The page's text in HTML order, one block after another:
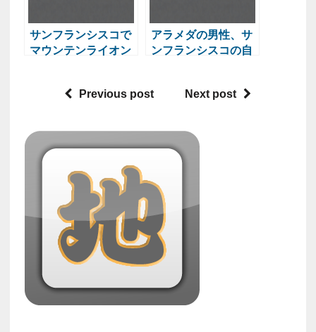
サンフランシスコで
マウンテンライオン
アラメダの男性、サ
ンフランシスコの自
Previous post Next post